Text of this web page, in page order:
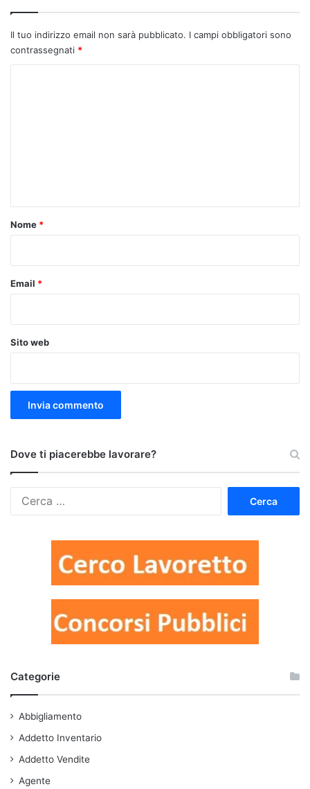
Il tuo indirizzo email non sarà pubblicato. I campi obbligatori sono
contrassegnati *
o
Nome *
Email *
Sito web
Dove ti piacerebbe lavorare?
Categorie
Abbigliamento
Addetto Inventario
Addetto Vendite
Agente